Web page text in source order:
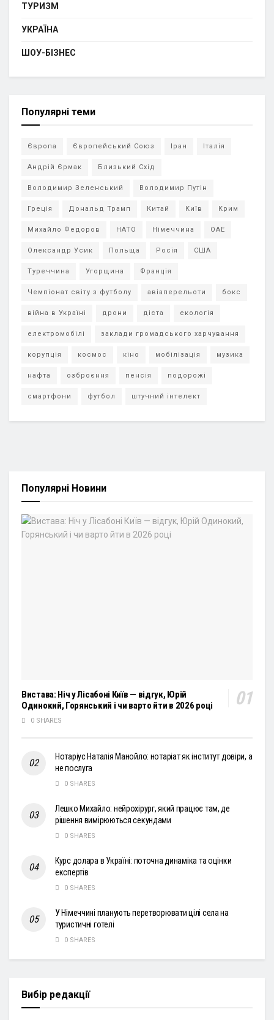
ТУРИЗМ
УКРАЇНА
ШОУ-БІЗНЕС
Популярні теми
Європа Європейський Союз Іран Італія
Андрій Єрмак Близький Схід
Володимир Зеленський Володимир Путін
Греція Дональд Трамп Китай Київ Крим
Михайло Федоров НАТО Німеччина ОАЕ
Олександр Усик Польща Росія США
Туреччина Угорщина Франція
Чемпіонат світу з футболу авіаперельоти бокс
війна в Україні дрони дієта екологія
електромобілі заклади громадського харчування
корупція космос кіно мобілізація музика
нафта озброєння пенсія подорожі
смартфони футбол штучний інтелект
Популярні Новини
Вистава: Ніч у Лісабоні Київ — відгук, Юрій
Одинокий, Горянський і чи варто йти в 2026 році
0 SHARES
Нотаріус Наталія Манойло: нотаріат як інститут довіри, а
не послуга
0 SHARES
Лешко Михайло: нейрохірург, який працює там, де
рішення вимірюються секундами
0 SHARES
Курс долара в Україні: поточна динаміка та оцінки
експертів
0 SHARES
У Німеччині планують перетворювати цілі села на
туристичні готелі
0 SHARES
Вибір редакції